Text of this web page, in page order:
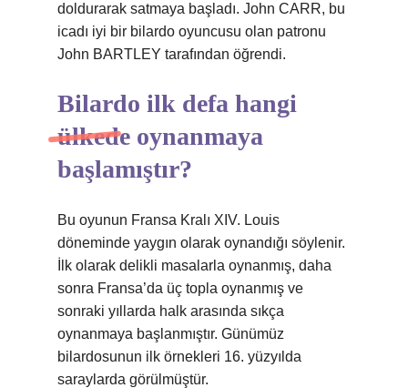
doldurarak satmaya başladı. John CARR, bu
icadı iyi bir bilardo oyuncusu olan patronu
John BARTLEY tarafından öğrendi.
Bilardo ilk defa hangi
ülkede oynanmaya
başlamıştır?
Bu oyunun Fransa Kralı XIV. Louis
döneminde yaygın olarak oynandığı söylenir.
İlk olarak delikli masalarla oynanmış, daha
sonra Fransa’da üç topla oynanmış ve
sonraki yıllarda halk arasında sıkça
oynanmaya başlanmıştır. Günümüz
bilardosunun ilk örnekleri 16. yüzyılda
saraylarda görülmüştür.